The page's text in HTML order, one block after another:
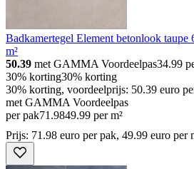
Badkamertegel Element betonlook
m²
50.39 met GAMMA Voordeelpas34.99
30% korting30% korting
30% korting, voordeelprijs: 50.39 euro
met GAMMA Voordeelpas
per pak71 .9849.99 per m²
Prijs: 71.98 euro per pak, 49.99 euro per